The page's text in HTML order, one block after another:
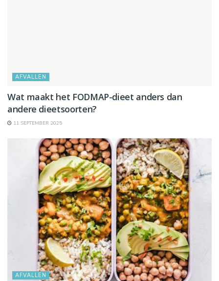
AFVALLEN
Wat maakt het FODMAP-dieet anders dan
andere dieetsoorten?
11 SEPTEMBER 2025
AFVALLEN